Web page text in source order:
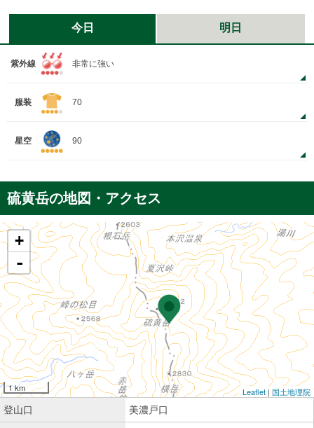
今日 明日
紫外線 非常に強い
服装 70
星空 90
硫黄岳の地図・アクセス
+
-
1 km Leaflet|国土地理院
登山口
美濃戸口